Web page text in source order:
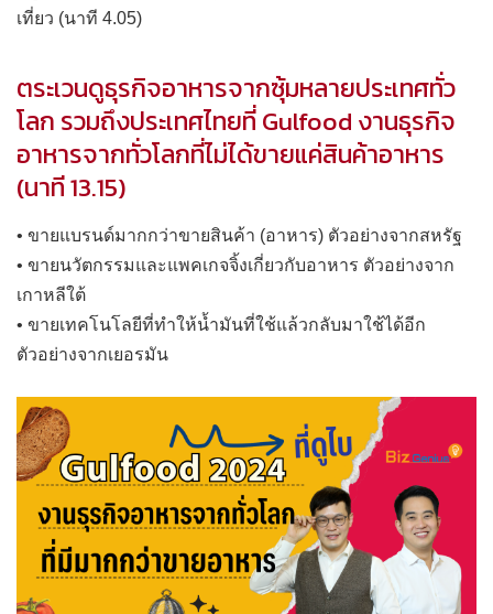
เที่ยว (นาที 4.05)
ตระเวนดูธุรกิจอาหารจากซุ้มหลายประเทศทั่ว
โลก รวมถึงประเทศไทยที่ Gulfood งานธุรกิจ
อาหารจากทั่วโลกที่ไม่ได้ขายแค่สินค้าอาหาร
(นาที 13.15)
• ขายแบรนด์มากกว่าขายสินค้า (อาหาร) ตัวอย่างจากสหรัฐ
• ขายนวัตกรรมและแพคเกจจิ้งเกี่ยวกับอาหาร ตัวอย่างจาก
เกาหลีใต้
• ขายเทคโนโลยีที่ทำให้น้ำมันที่ใช้แล้วกลับมาใช้ได้อีก
ตัวอย่างจากเยอรมัน